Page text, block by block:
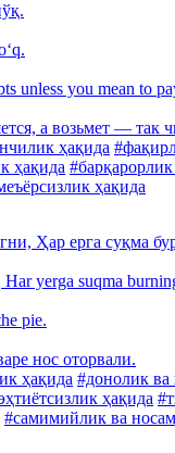
unless you mean to
а возьмет — так
ҳақида
ҳақида
ҳақида
Ҳар ерга суқма
yerga suqma
pie.
нос оторвали.
ҳақида #донолик ва
ҳақида
#самимийлик ва